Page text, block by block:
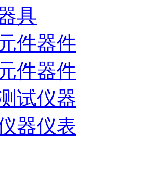
具
件器件
件器件
试仪器
器仪表